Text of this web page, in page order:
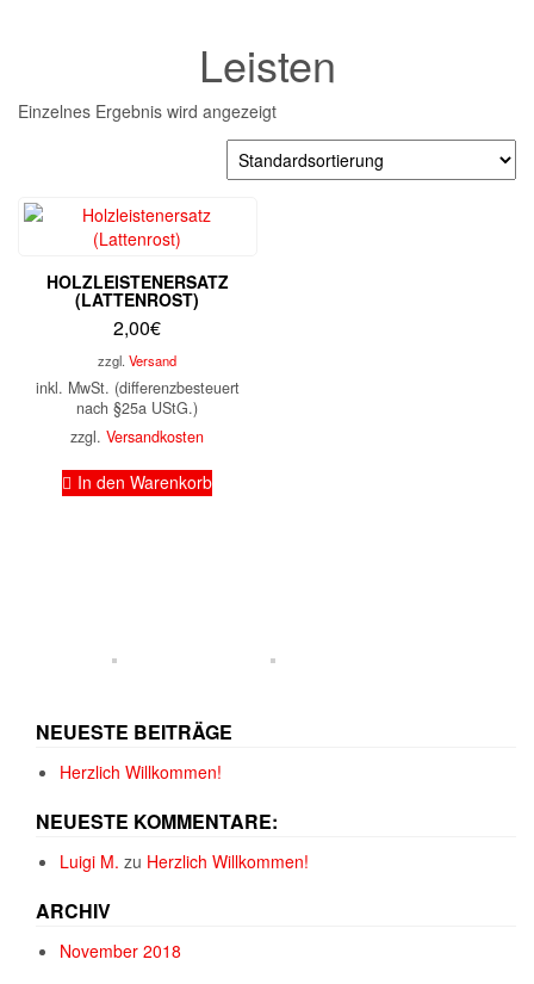
Leisten
Einzelnes Ergebnis wird angezeigt
HOLZLEISTENERSATZ
(LATTENROST)
2,00€
zzgl.Versand
inkl. MwSt. (differenzbesteuert
nach §25a UStG.)
zzgl.Versandkosten
In den Warenkorb
NEUESTE BEITRÄGE
Herzlich Willkommen!
NEUESTE KOMMENTARE:
Luigi M. zu Herzlich Willkommen!
ARCHIV
November 2018